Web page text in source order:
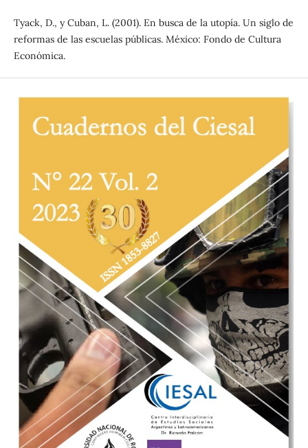
Tyack, D., y Cuban, L. (2001). En busca de la utopía. Un siglo de
reformas de las escuelas públicas. México: Fondo de Cultura
Económica.